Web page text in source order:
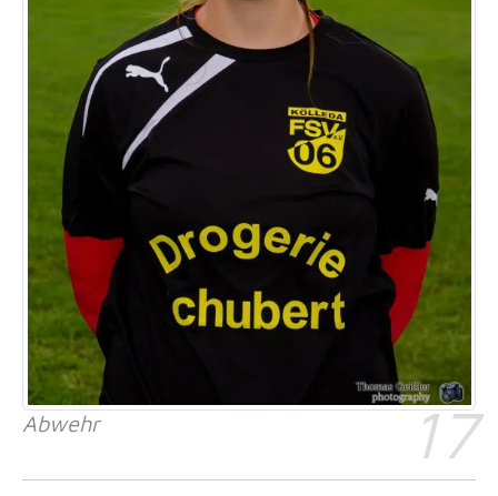
17
Abwehr